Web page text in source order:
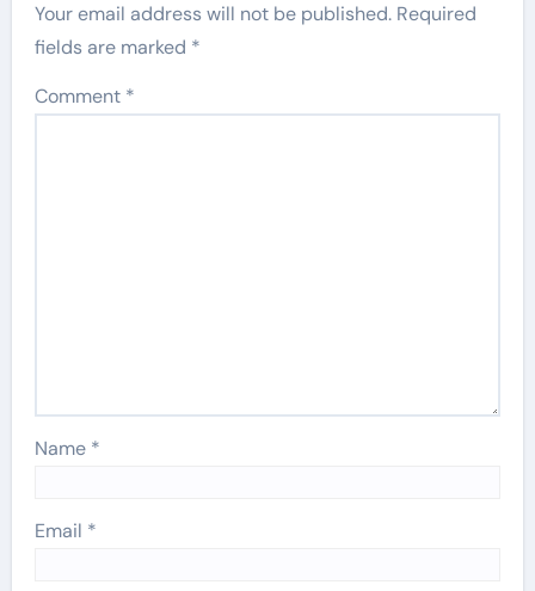
Your email address will not be published. Required
fields are marked *
Comment *
Name *
Email *